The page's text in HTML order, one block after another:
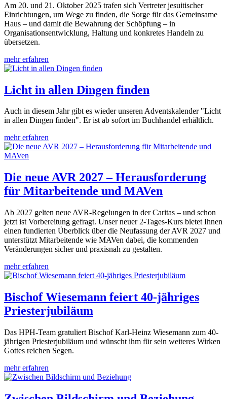
Am 20. und 21. Oktober 2025 trafen sich Vertreter jesuitischer
Einrichtungen, um Wege zu finden, die Sorge für das Gemeinsame
Haus – und damit die Bewahrung der Schöpfung – in
Organisationsentwicklung, Haltung und konkretes Handeln zu
übersetzen.
mehr erfahren
Licht in allen Dingen finden
Auch in diesem Jahr gibt es wieder unseren Adventskalender "Licht
in allen Dingen finden". Er ist ab sofort im Buchhandel erhältlich.
mehr erfahren
Die neue AVR 2027 – Herausforderung
für Mitarbeitende und MAVen
Ab 2027 gelten neue AVR-Regelungen in der Caritas – und schon
jetzt ist Vorbereitung gefragt. Unser neuer 2-Tages-Kurs bietet Ihnen
einen fundierten Überblick über die Neufassung der AVR 2027 und
unterstützt Mitarbeitende wie MAVen dabei, die kommenden
Veränderungen sicher und praxisnah zu gestalten.
mehr erfahren
Bischof Wiesemann feiert 40-jähriges
Priesterjubiläum
Das HPH-Team gratuliert Bischof Karl-Heinz Wiesemann zum 40-
jährigen Priesterjubiläum und wünscht ihm für sein weiteres Wirken
Gottes reichen Segen.
mehr erfahren